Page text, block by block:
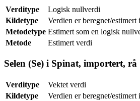
Verditype
Logisk nullverdi
Kildetype
Verdien er beregnet/estimert
Metodetype Estimert som en logisk
Metode
Estimert verdi
Selen (Se) i Spinat, importert, rå
Verditype
Vektet verdi
Kildetype
Verdien er beregnet/estimert